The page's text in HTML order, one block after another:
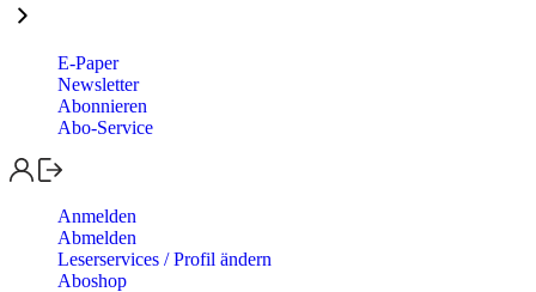
E-Paper
Newsletter
Abonnieren
Abo-Service
Anmelden
Abmelden
Leserservices / Profil ändern
Aboshop